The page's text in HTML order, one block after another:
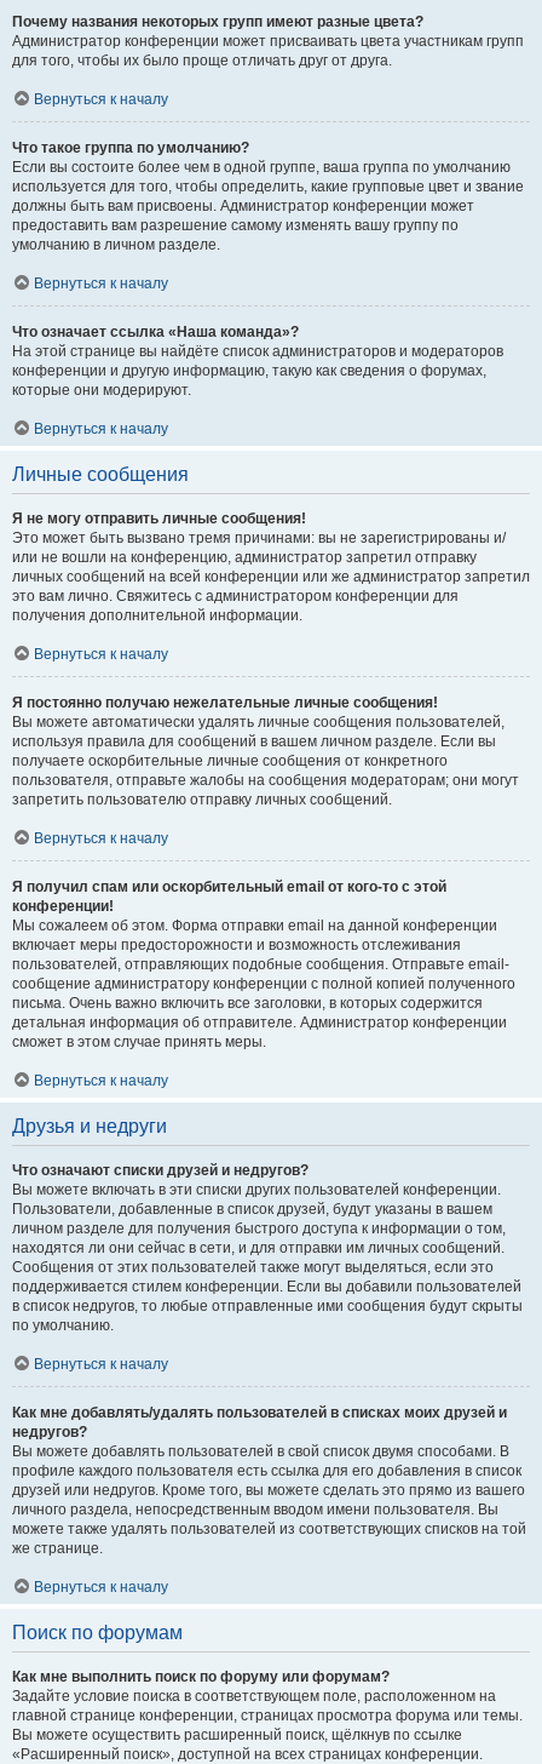
Почему названия некоторых групп имеют разные цвета?
Администратор конференции может присваивать цвета участникам групп
для того, чтобы их было проще отличать друг от друга.
Вернуться к началу
Что такое группа по умолчанию?
Если вы состоите более чем в одной группе, ваша группа по умолчанию
используется для того, чтобы определить, какие групповые цвет и звание
должны быть вам присвоены. Администратор конференции может
предоставить вам разрешение самому изменять вашу группу по
умолчанию в личном разделе.
Вернуться к началу
Что означает ссылка «Наша команда»?
На этой странице вы найдёте список администраторов и модераторов
конференции и другую информацию, такую как сведения о форумах,
которые они модерируют.
Вернуться к началу
Личные сообщения
Я не могу отправить личные сообщения!
Это может быть вызвано тремя причинами: вы не зарегистрированы и/
или не вошли на конференцию, администратор запретил отправку
личных сообщений на всей конференции или же администратор запретил
это вам лично. Свяжитесь с администратором конференции для
получения дополнительной информации.
Вернуться к началу
Я постоянно получаю нежелательные личные сообщения!
Вы можете автоматически удалять личные сообщения пользователей,
используя правила для сообщений в вашем личном разделе. Если вы
получаете оскорбительные личные сообщения от конкретного
пользователя, отправьте жалобы на сообщения модераторам; они могут
запретить пользователю отправку личных сообщений.
Вернуться к началу
Я получил спам или оскорбительный email от кого-то с этой
конференции!
Мы сожалеем об этом. Форма отправки email на данной конференции
включает меры предосторожности и возможность отслеживания
пользователей, отправляющих подобные сообщения. Отправьте email-
сообщение администратору конференции с полной копией полученного
письма. Очень важно включить все заголовки, в которых содержится
детальная информация об отправителе. Администратор конференции
сможет в этом случае принять меры.
Вернуться к началу
Друзья и недруги
Что означают списки друзей и недругов?
Вы можете включать в эти списки других пользователей конференции.
Пользователи, добавленные в список друзей, будут указаны в вашем
личном разделе для получения быстрого доступа к информации о том,
находятся ли они сейчас в сети, и для отправки им личных сообщений.
Сообщения от этих пользователей также могут выделяться, если это
поддерживается стилем конференции. Если вы добавили пользователей
в список недругов, то любые отправленные ими сообщения будут скрыты
по умолчанию.
Вернуться к началу
Как мне добавлять/удалять пользователей в списках моих друзей и
недругов?
Вы можете добавлять пользователей в свой список двумя способами. В
профиле каждого пользователя есть ссылка для его добавления в список
друзей или недругов. Кроме того, вы можете сделать это прямо из вашего
личного раздела, непосредственным вводом имени пользователя. Вы
можете также удалять пользователей из соответствующих списков на той
же странице.
Вернуться к началу
Поиск по форумам
Как мне выполнить поиск по форуму или форумам?
Задайте условие поиска в соответствующем поле, расположенном на
главной странице конференции, страницах просмотра форума или темы.
Вы можете осуществить расширенный поиск, щёлкнув по ссылке
«Расширенный поиск», доступной на всех страницах конференции.